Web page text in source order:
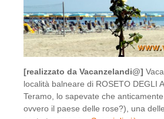
[realizzato da Vacanzelandi@]
località balneare di ROSETO DEGLI
Teramo, lo sapevate che
ovvero il paese delle rose?), una